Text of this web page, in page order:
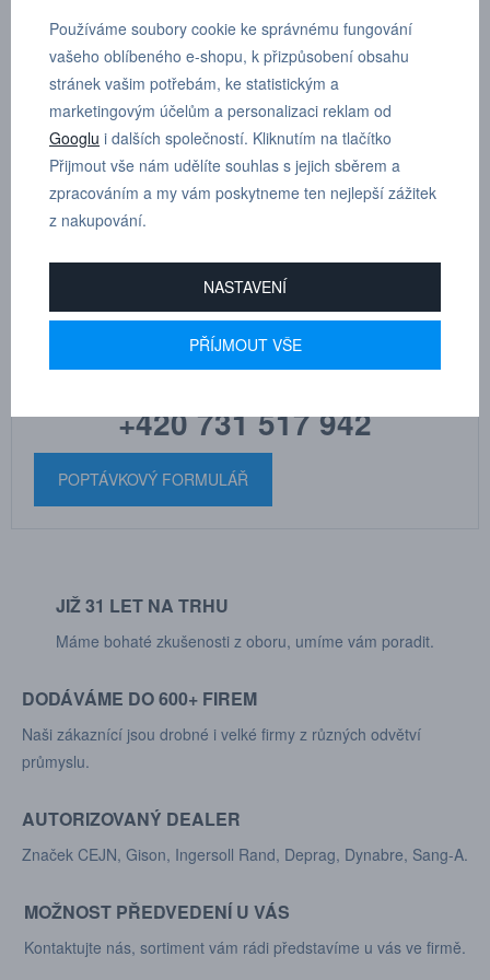
Úhlové šroubení otočné průchozí, vnitřní závit a vnější kónický závit
s teflonem, vnější šestihran R 1/2”, D 12 mm
Dle tloušťky hadice
MARTIN
DRHOLEC
technické poradenství
+420 731 517 942
POPTÁVKOVÝ FORMULÁŘ
JIŽ 31 LET NA TRHU
Máme bohaté zkušenosti z oboru, umíme vám poradit.
DODÁVÁME DO 600+ FIREM
Naši zákaznící jsou drobné i velké firmy z různých odvětví
průmyslu.
AUTORIZOVANÝ DEALER
Značek CEJN, Gison, Ingersoll Rand, Deprag, Dynabre, Sang-A.
MOŽNOST PŘEDVEDENÍ U VÁS
Kontaktujte nás, sortiment vám rádi představíme u vás ve firmě.
Používáme soubory cookie ke správnému fungování
vašeho oblíbeného e-shopu, k přizpůsobení obsahu
stránek vašim potřebám, ke statistickým a
marketingovým účelům a personalizaci reklam od
Googlu i dalších společností. Kliknutím na tlačítko
Přijmout vše nám udělíte souhlas s jejich sběrem a
zpracováním a my vám poskytneme ten nejlepší zážitek
z nakupování.
NASTAVENÍ
PŘÍJMOUT VŠE